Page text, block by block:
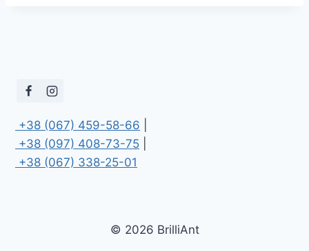
+38 (067) 459-58-66
+38 (097) 408-73-75
+38 (067) 338-25-01
© 2026 BrilliAnt